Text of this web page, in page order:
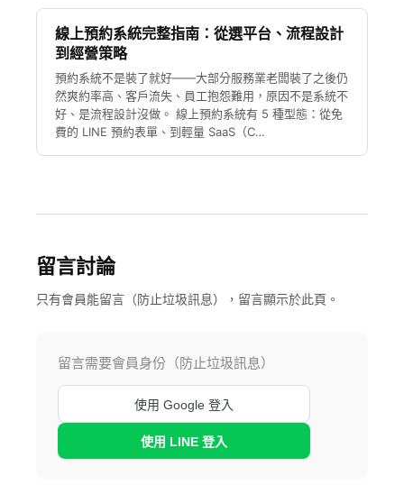
線上預約系統完整指南：從選平台、流程設計
到經營策略
預約系統不是裝了就好——大部分服務業老闆裝了之後仍
然爽約率高、客戶流失、員工抱怨難用，原因不是系統不
好、是流程設計沒做。 線上預約系統有 5 種型態：從免
費的 LINE 預約表單、到輕量 SaaS（C…
留言討論
只有會員能留言（防止垃圾訊息），留言顯示於此頁。
留言需要會員身份（防止垃圾訊息）
使用 Google 登入
使用 LINE 登入